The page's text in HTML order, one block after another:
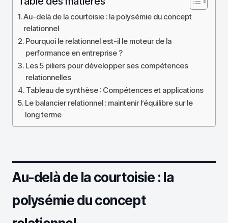
Au-delà de la courtoisie : la polysémie du concept
relationnel
Pourquoi le relationnel est-il le moteur de la
performance en entreprise ?
Les 5 piliers pour développer ses compétences
relationnelles
Tableau de synthèse : Compétences et applications
Le balancier relationnel : maintenir l’équilibre sur le
long terme
Au-delà de la courtoisie : la
polysémie du concept